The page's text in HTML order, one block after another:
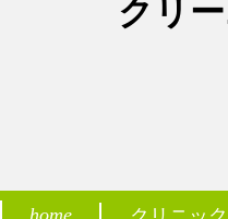
クリ
医療法人社団 鳳友会
なん